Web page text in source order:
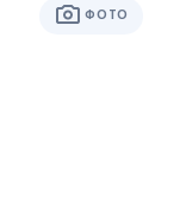
ФОТО